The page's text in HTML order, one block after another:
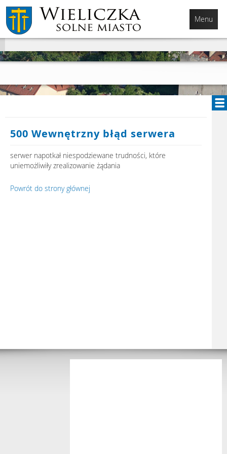
Przejdź
do
głównej
Przejdź
do
menu
Przejdź
do
stopki
Menu
500 Wewnętrzny błąd serwera
serwer napotkał niespodziewane trudności, które
uniemożliwiły zrealizowanie żądania
Powrót do strony głównej